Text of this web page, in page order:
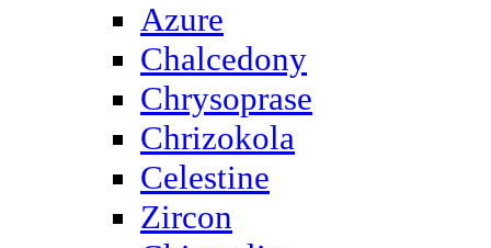
Azure
Chalcedony
Chrysoprase
Chrizokola
Celestine
Zircon